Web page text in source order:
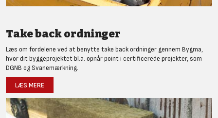
Take back ordninger
Læs om fordelene ved at benytte take back ordninger gennem Bygma,
hvor dit byggeprojektet bl.a. opnår point i certificerede projekter, som
DGNB og Svanemærkning.
LÆS MERE